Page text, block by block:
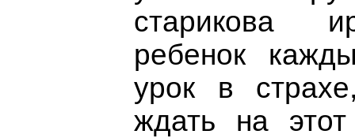
старикова
ребенок
урок в
ждать на